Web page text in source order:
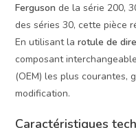
Ferguson de la série 200,
des séries 30, cette pièce
En utilisant larotule de
composant
(OEM) les plus courantes,
modification.
Caractéristiques